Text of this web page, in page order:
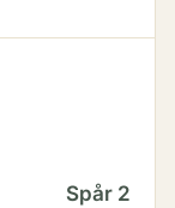
Spår 2